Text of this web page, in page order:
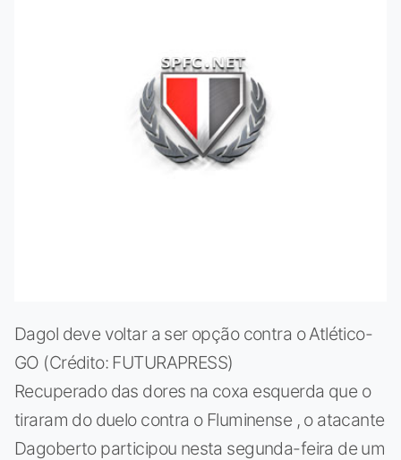
Dagol deve voltar a ser opção contra o Atlético-
GO (Crédito: FUTURAPRESS)
Recuperado das dores na coxa esquerda que o
tiraram do duelo contra o Fluminense , o atacante
Dagoberto participou nesta segunda-feira de um